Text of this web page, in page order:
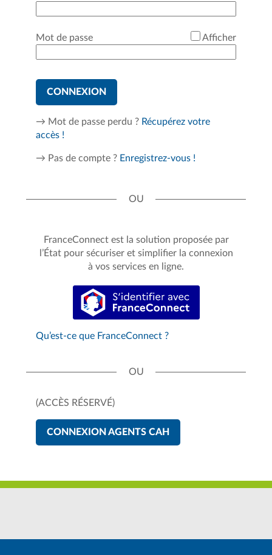
Mot de passe Afficher
CONNEXION
→ Mot de passe perdu ? Récupérez votre
accès !
→ Pas de compte ? Enregistrez-vous !
FranceConnect est la solution proposée par
l’État pour sécuriser et simplifier la connexion
à vos services en ligne.
S’identifier avec FranceConnect
Qu’est-ce que FranceConnect ?
(ACCÈS RÉSERVÉ)
CONNEXION AGENTS CAH